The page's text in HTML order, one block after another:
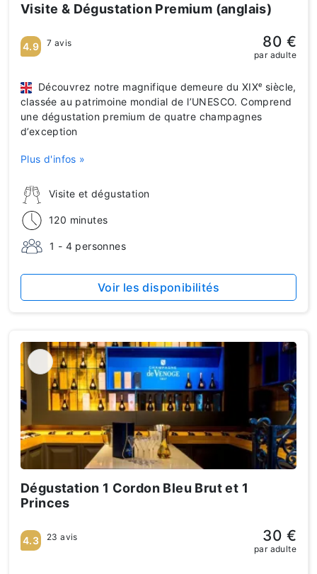
Visite & Dégustation Premium (anglais)
Visite et dégustation
120 minutes
1 - 4 personnes
Découvrez notre magnifique demeure du XIXᵉ siècle,
classée au patrimoine mondial de l’UNESCO. Comprend
une dégustation premium de quatre champagnes
d’exception
Plus d'infos »
4.9 7 avis 80 €
par adulte
Voir les disponibilités
Dégustation 1 Cordon Bleu Brut et 1
Princes
4.3 23 avis 30 €
par adulte